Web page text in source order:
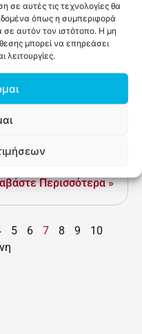
σε αυτές τις τεχνολογίες θα
όπως η συμπεριφορά
σε αυτόν τον ιστότοπο. Η μη
μπορεί να επηρεάσει
λειτουργίες.
Περισσότερα »
συνεχίζοντας τη
Ζώσης Νομικής
Περισσότερα »
5 6 7 8 9
10